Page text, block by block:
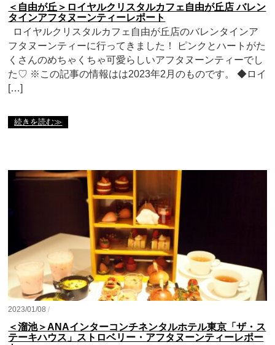
＜自由が丘＞ロイヤルクリスタルカフェ自由が丘店 バレン
タインアフタヌーンティーレポート
ロイヤルクリスタルカフェ自由が丘店のバレンタインア
フタヌーンティーに行ってきました！ ピンクとハートがた
くさんのめちゃくちゃ可愛らしいアフタヌーンティーでし
た♡ ※この記事の情報はは2023年2月のものです。 ◆ロイ
[…]
続きを読む≫
2023/01/08/
＜溜池＞ANAインターコンチネンタルホテル東京「ザ・ス
テーキハウス」ストロベリー・アフタヌーンティーレポー